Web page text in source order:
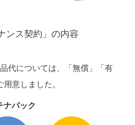
ンス契約」の内容
代については、「無償」「有
意しました。
ナパック